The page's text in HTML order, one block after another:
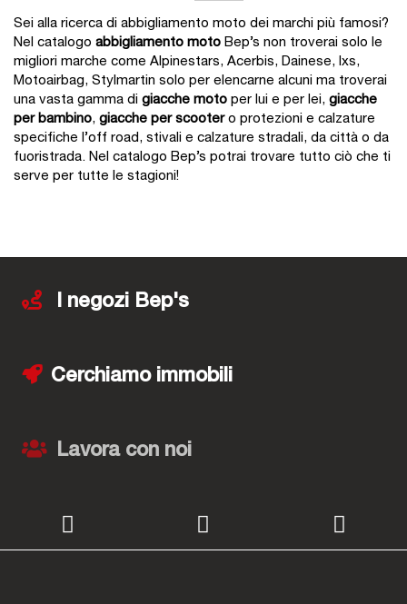
Sei alla ricerca di abbigliamento moto dei marchi più famosi?
Nel catalogo abbigliamento moto Bep’s non troverai solo le
migliori marche come Alpinestars, Acerbis, Dainese, Ixs,
Motoairbag, Stylmartin solo per elencarne alcuni ma troverai
una vasta gamma di giacche moto per lui e per lei, giacche
per bambino, giacche per scootero protezioni e calzature
specifiche l’off road, stivali e calzature stradali, da città o da
fuoristrada. Nel catalogo Bep’s potrai trovare tutto ciò che ti
serve per tutte le stagioni!
I negozi Bep's
Cerchiamo immobili
Lavora con noi